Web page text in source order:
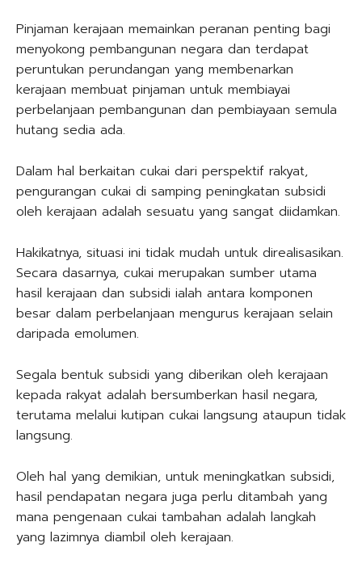
Pinjaman kerajaan memainkan peranan penting bagi
menyokong pembangunan negara dan terdapat
peruntukan perundangan yang membenarkan
kerajaan membuat pinjaman untuk membiayai
perbelanjaan pembangunan dan pembiayaan semula
hutang sedia ada.
Dalam hal berkaitan cukai dari perspektif rakyat,
pengurangan cukai di samping peningkatan subsidi
oleh kerajaan adalah sesuatu yang sangat diidamkan.
Hakikatnya, situasi ini tidak mudah untuk direalisasikan.
Secara dasarnya, cukai merupakan sumber utama
hasil kerajaan dan subsidi ialah antara komponen
besar dalam perbelanjaan mengurus kerajaan selain
daripada emolumen.
Segala bentuk subsidi yang diberikan oleh kerajaan
kepada rakyat adalah bersumberkan hasil negara,
terutama melalui kutipan cukai langsung ataupun tidak
langsung.
Oleh hal yang demikian, untuk meningkatkan subsidi,
hasil pendapatan negara juga perlu ditambah yang
mana pengenaan cukai tambahan adalah langkah
yang lazimnya diambil oleh kerajaan.